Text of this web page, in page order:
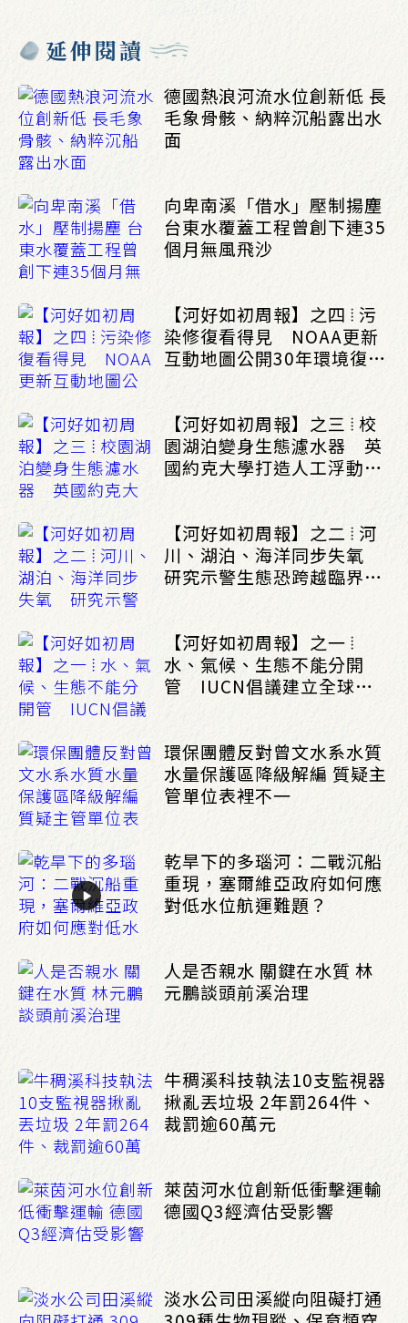
延伸閱讀
德國熱浪河流水位創新低 長
毛象骨骸、納粹沉船露出水
面
向卑南溪「借水」壓制揚塵
台東水覆蓋工程曾創下連35
個月無風飛沙
【河好如初周報】之四 ⦙ 污
染修復看得見 NOAA更新
互動地圖公開30年環境復育
【河好如初周報】之三 ⦙ 校
園湖泊變身生態濾水器 英
國約克大學打造人工浮動濕
【河好如初周報】之二 ⦙ 河
川、湖泊、海洋同步失氧
研究示警生態恐跨越臨界點
【河好如初周報】之一 ⦙
水、氣候、生態不能分開
管 IUCN倡議建立全球水
環保團體反對曾文水系水質
水量保護區降級解編 質疑主
管單位表裡不一
乾旱下的多瑙河：二戰沉船
重現，塞爾維亞政府如何應
對低水位航運難題？
人是否親水 關鍵在水質 林
元鵬談頭前溪治理
牛稠溪科技執法10支監視器
揪亂丟垃圾 2年罰264件、
裁罰逾60萬元
萊茵河水位創新低衝擊運輸
德國Q3經濟估受影響
淡水公司田溪縱向阻礙打通